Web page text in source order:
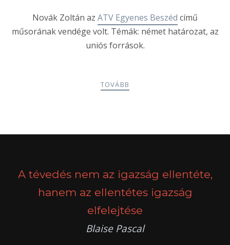
Novák Zoltán az ATV Egyenes Beszéd című
műsorának vendége volt. Témák: német határozat, az
uniós források.
TOVÁBB
A tévedés nem az igazság ellentéte,
hanem az ellentétes igazság
elfelejtése
Blaise Pascal